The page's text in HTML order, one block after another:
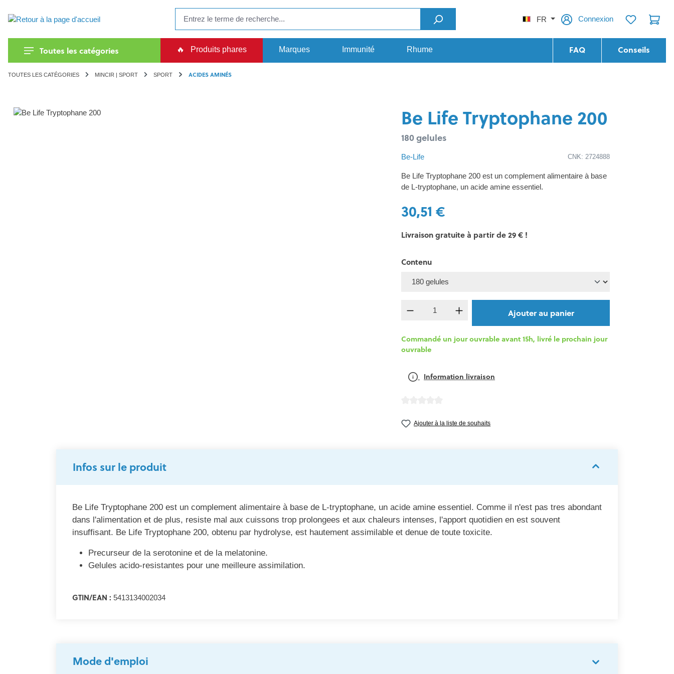
FR Connexion
Toutes les catégories 🔥 Produits phares Marques Immunité Rhume FAQ Conseils
TOUTES LES CATÉGORIES MINCIR | SPORT SPORT ACIDES AMINÉS
Ignorer la galerie d'images Be Life Tryptophane 200
180 gelules
Be-Life CNK: 2724888
Be Life Tryptophane 200 est un complement alimentaire à base
de L-tryptophane, un acide amine essentiel.
30,51 €
Livraison gratuite à partir de 29 € !
Contenu
Quantité de produit : Entrez la quantité souhaitée
Ajouter au panier
Commandé un jour ouvrable avant 15h, livré le prochain jour
ouvrable
Information livraison
Ajouter à la liste de souhaits
Infos sur le produit
Be Life Tryptophane 200 est un complement alimentaire à base de L-tryptophane, un acide amine essentiel. Comme il n'est pas tres abondant
dans l'alimentation et de plus, resiste mal aux cuissons trop prolongees et aux chaleurs intenses, l'apport quotidien en est souvent
insuffisant. Be Life Tryptophane 200, obtenu par hydrolyse, est hautement assimilable et denue de toute toxicite.
Precurseur de la serotonine et de la melatonine.
Gelules acido-resistantes pour une meilleure assimilation.
GTIN/EAN : 5413134002034
Mode d'emploi